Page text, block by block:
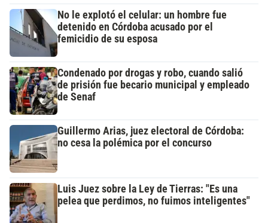
No le explotó el celular: un hombre fue
detenido en Córdoba acusado por el
femicidio de su esposa
Condenado por drogas y robo, cuando salió
de prisión fue becario municipal y empleado
de Senaf
Guillermo Arias, juez electoral de Córdoba:
no cesa la polémica por el concurso
Luis Juez sobre la Ley de Tierras: "Es una
pelea que perdimos, no fuimos inteligentes"